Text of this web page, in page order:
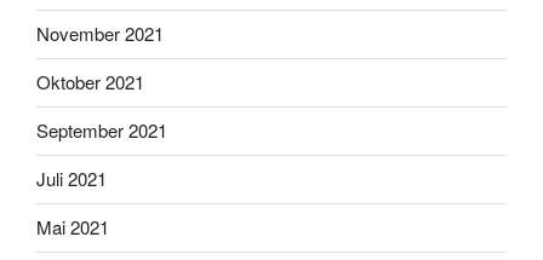
November 2021
Oktober 2021
September 2021
Juli 2021
Mai 2021